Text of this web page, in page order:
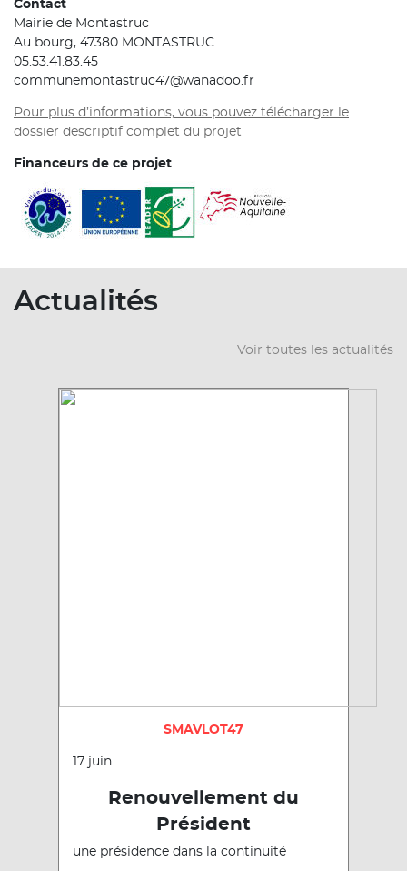
Contact
Mairie de Montastruc
Au bourg, 47380 MONTASTRUC
05.53.41.83.45
communemontastruc47@wanadoo.fr
Pour plus d’informations, vous pouvez télécharger le
dossier descriptif complet du projet
Financeurs de ce projet
Actualités
Voir toutes les actualités
SMAVLOT47
17 juin
Renouvellement du
Président
une présidence dans la continuité